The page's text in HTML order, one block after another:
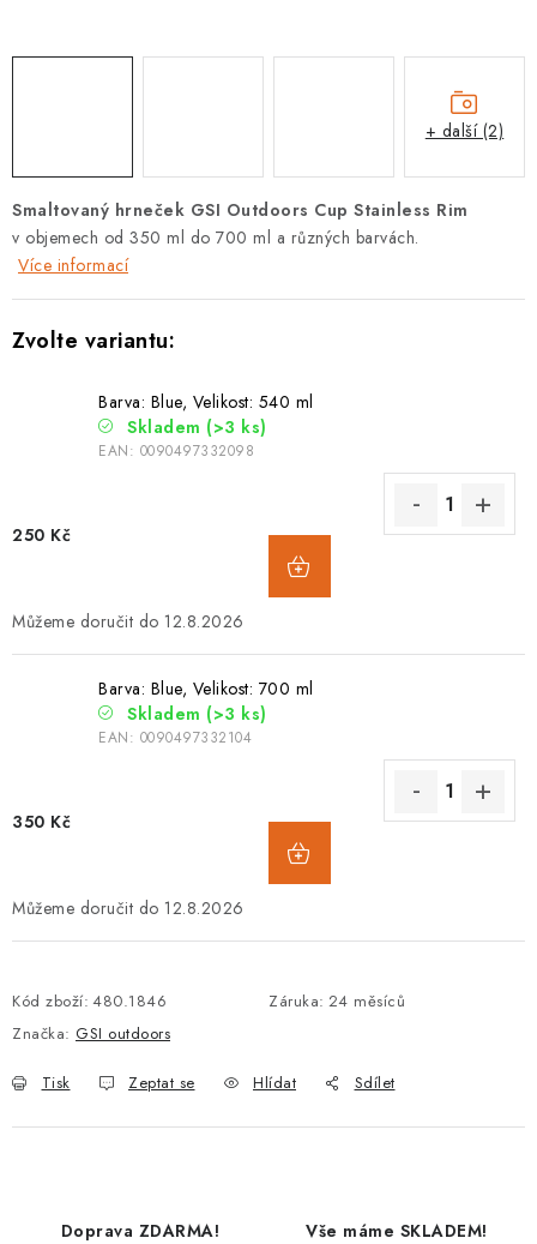
Doprava a platba Vše o nákupu Kontakty
Poradna
Smaltovaný hrneček GSI Outdoors Cup Stainless Rim
v objemech od 350 ml do 700 ml a různých barvách.
Více informací
Barva: Blue, Velikost: 540 ml
Skladem (>3 ks)
EAN: 0090497332098
250 Kč
12.8.2026
Barva: Blue, Velikost: 700 ml
Skladem (>3 ks)
EAN: 0090497332104
350 Kč
12.8.2026
Kód zboží: 480.1846 Záruka: 24 měsíců
Značka: GSI outdoors
Tisk Zeptat se Hlídat Sdílet
+ další (2)
Doprava ZDARMA! Vše máme SKLADEM!